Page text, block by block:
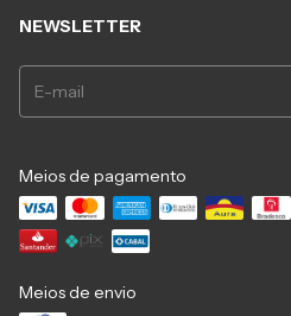
NEWSLETTER
Meios de pagamento
Meios de envio